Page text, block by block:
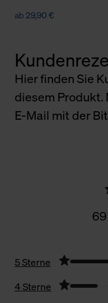
ab 29,90 €
Hier finden Sie
diesem Produkt.
E-Mail mit der
5 Sterne
4 Sterne